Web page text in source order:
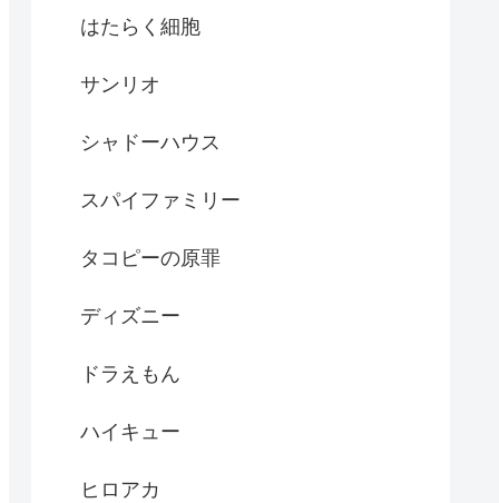
はたらく細胞
サンリオ
シャドーハウス
スパイファミリー
タコピーの原罪
ディズニー
ドラえもん
ハイキュー
ヒロアカ